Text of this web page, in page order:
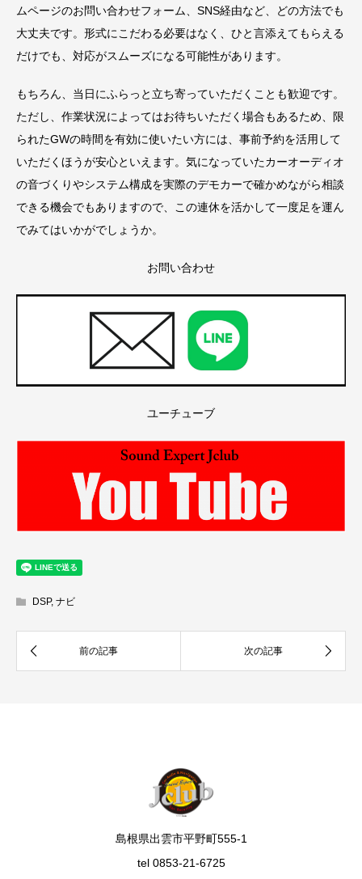
ムページのお問い合わせフォーム、SNS経由など、どの方法でも
大丈夫です。形式にこだわる必要はなく、ひと言添えてもらえる
だけでも、対応がスムーズになる可能性があります。
もちろん、当日にふらっと立ち寄っていただくことも歓迎です。
ただし、作業状況によってはお待ちいただく場合もあるため、限
られたGWの時間を有効に使いたい方には、事前予約を活用して
いただくほうが安心といえます。気になっていたカーオーディオ
の音づくりやシステム構成を実際のデモカーで確かめながら相談
できる機会でもありますので、この連休を活かして一度足を運ん
でみてはいかがでしょうか。
お問い合わせ
ユーチューブ
DSP, ナビ
島根県出雲市平野町555-1
tel 0853-21-6725